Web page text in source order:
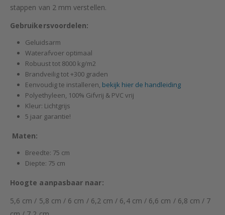
stappen van 2 mm verstellen.
Gebruikersvoordelen:
Geluidsarm
Waterafvoer optimaal
Robuust tot 8000 kg/m2
Brandveilig tot +300 graden
Eenvoudig te installeren, bekijk hier de handleiding
Polyethyleen, 100% Gifvrij & PVC vrij
Kleur: Lichtgrijs
5 jaar garantie!
Maten:
Breedte: 75 cm
Diepte: 75 cm
Hoogte aanpasbaar naar:
5,6 cm / 5,8 cm / 6 cm / 6,2 cm / 6,4 cm / 6,6 cm / 6,8 cm / 7